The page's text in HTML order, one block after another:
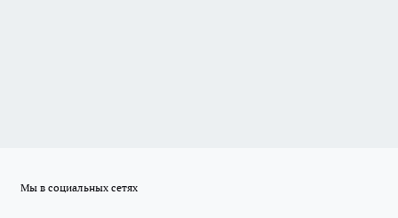
Мы в социальных сетях